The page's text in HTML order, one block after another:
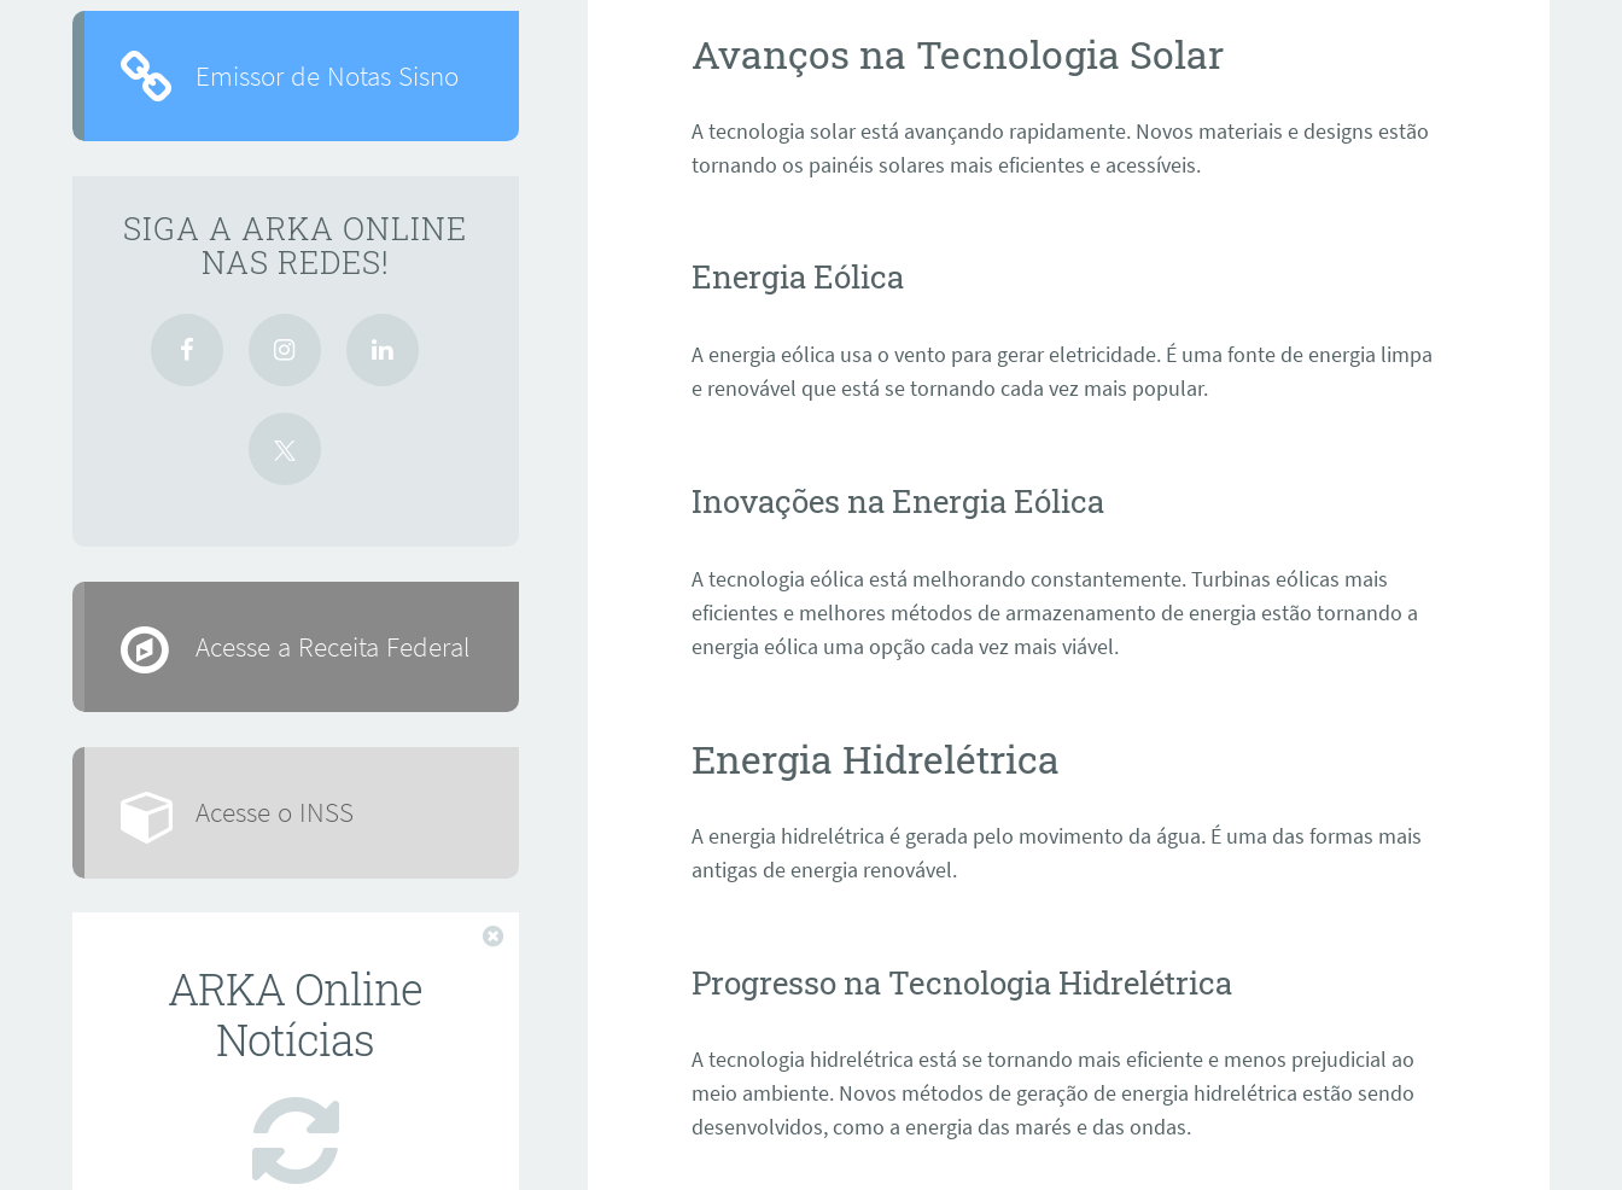
Avanços na Tecnologia Solar
A tecnologia solar está avançando rapidamente. Novos materiais e designs estão
tornando os painéis solares mais eficientes e acessíveis.
Energia Eólica
A energia eólica usa o vento para gerar eletricidade. É uma fonte de energia limpa
e renovável que está se tornando cada vez mais popular.
Inovações na Energia Eólica
A tecnologia eólica está melhorando constantemente. Turbinas eólicas mais
eficientes e melhores métodos de armazenamento de energia estão tornando a
energia eólica uma opção cada vez mais viável.
Energia Hidrelétrica
A energia hidrelétrica é gerada pelo movimento da água. É uma das formas mais
antigas de energia renovável.
Progresso na Tecnologia Hidrelétrica
A tecnologia hidrelétrica está se tornando mais eficiente e menos prejudicial ao
meio ambiente. Novos métodos de geração de energia hidrelétrica estão sendo
desenvolvidos, como a energia das marés e das ondas.
Emissor de Notas Sisno
SIGA A ARKA ONLINE
NAS REDES!
Acesse a Receita Federal
Acesse o INSS
ARKA Online
Notícias